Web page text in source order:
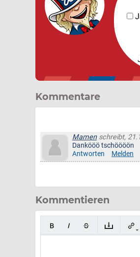
Kommentare
Mamenschreibt,
Dankööö tschöööön
Antworten
Melden
Kommentieren